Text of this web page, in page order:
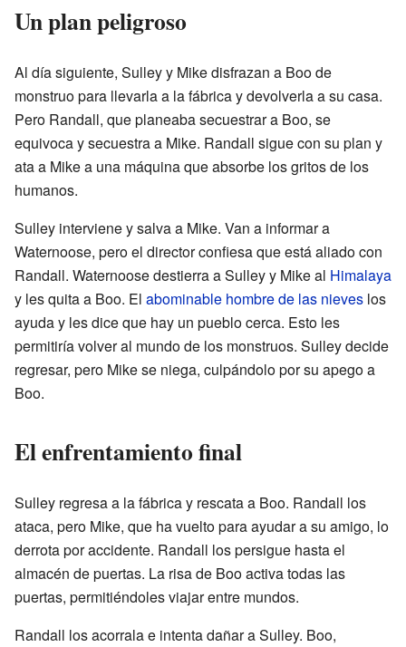
Un plan peligroso
Al día siguiente, Sulley y Mike disfrazan a Boo de
monstruo para llevarla a la fábrica y devolverla a su casa.
Pero Randall, que planeaba secuestrar a Boo, se
equivoca y secuestra a Mike. Randall sigue con su plan y
ata a Mike a una máquina que absorbe los gritos de los
humanos.
Sulley interviene y salva a Mike. Van a informar a
Waternoose, pero el director confiesa que está aliado con
Randall. Waternoose destierra a Sulley y Mike al Himalaya
y les quita a Boo. El abominable hombre de las nieves los
ayuda y les dice que hay un pueblo cerca. Esto les
permitiría volver al mundo de los monstruos. Sulley decide
regresar, pero Mike se niega, culpándolo por su apego a
Boo.
El enfrentamiento final
Sulley regresa a la fábrica y rescata a Boo. Randall los
ataca, pero Mike, que ha vuelto para ayudar a su amigo, lo
derrota por accidente. Randall los persigue hasta el
almacén de puertas. La risa de Boo activa todas las
puertas, permitiéndoles viajar entre mundos.
Randall los acorrala e intenta dañar a Sulley. Boo,